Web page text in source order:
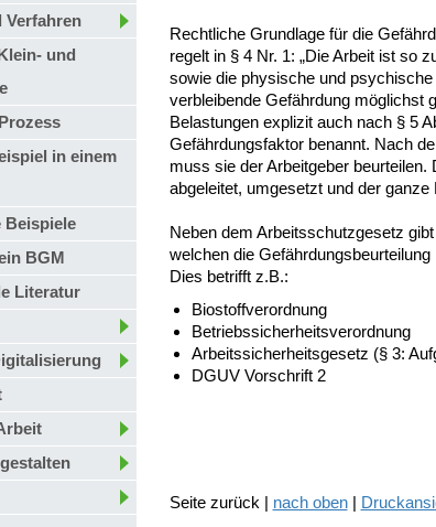
Verfahren
und
in einem
Beispiele
BGM
Literatur
Rechtliche Grundlage für die
regelt in § 4 Nr. 1: „Die Arbeit ist so
sowie die physische und
verbleibende Gefährdung möglichst
Belastungen explizit auch nach § 5
Gefährdungsfaktor benannt. Nach
muss sie der Arbeitgeber
abgeleitet, umgesetzt und der
Neben dem Arbeitsschutzgesetz
welchen die
Dies betrifft z.B.:
Biostoffverordnung
Betriebssicherheitsverordnung
Arbeitssicherheitsgesetz (§ 3:
DGUV Vorschrift 2
Seite zurück | nach oben|